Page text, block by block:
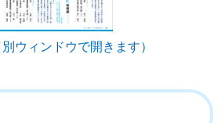
ウィンドウで開きます）